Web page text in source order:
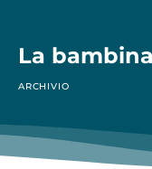
La
ARCHIVIO